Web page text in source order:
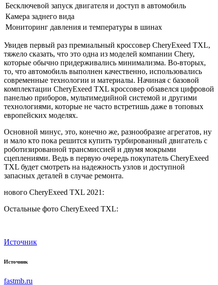
Бесключевой запуск двигателя и доступ в автомобиль
Камера заднего вида
Мониторинг давления и температуры в шинах
Увидев первый раз премиальный кроссовер CheryExeed TXL,
тяжело сказать, что это одна из моделей компании Chery,
которые обычно придерживались минимализма. Во-вторых,
то, что автомобиль выполнен качественно, использовались
современные технологии и материалы. Начиная с базовой
комплектации CheryExeed TXL кроссовер обзавелся цифровой
панелью приборов, мультимедийной системой и другими
технологиями, которые не часто встретишь даже в топовых
европейских моделях.
Основной минус, это, конечно же, разнообразие агрегатов, ну
и мало кто пока решится купить турбированный двигатель с
роботизированной трансмиссией и двумя мокрыми
сцеплениями. Ведь в первую очередь покупатель CheryExeed
TXL будет смотреть на надежность узлов и доступной
запасных деталей в случае ремонта.
нового CheryExeed TXL 2021:
Остальные фото CheryExeed TXL:
Источник
Источник
fastmb.ru